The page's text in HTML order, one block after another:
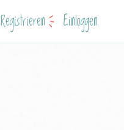
Registrieren Einloggen